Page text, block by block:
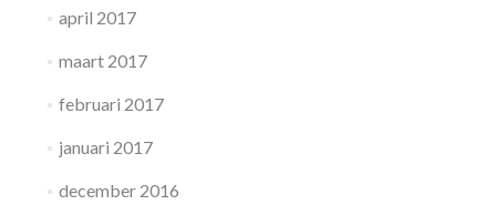
april 2017
maart 2017
februari 2017
januari 2017
december 2016